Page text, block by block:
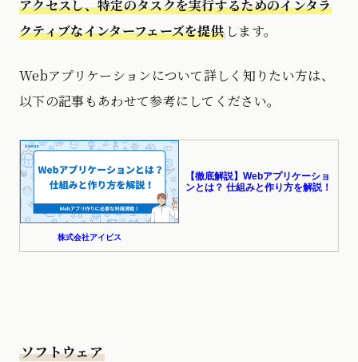
アクセスし、特定のタスクを実行するためのインタラ
クティブなインターフェーズを提供 します。
Webアプリケーションについて詳しく知りたい方は、
以下の記事もあわせて参考にしてください。
ソフトウェア